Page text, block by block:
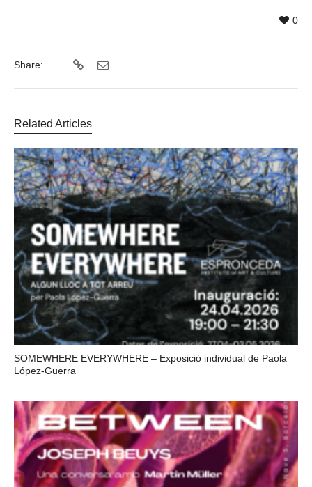
0
Share:
Related Articles
SOMEWHERE EVERYWHERE – Exposició individual de Paola
López-Guerra